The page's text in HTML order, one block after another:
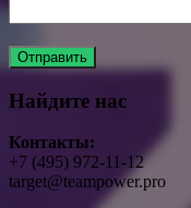
Найдите нас
Контакты:
+7 (495) 972-11-12
target@teampower.pro